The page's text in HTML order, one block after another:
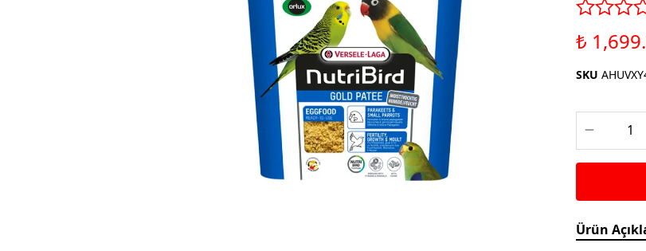
Saka ve Doğa Kuşu
Yemleri
Güvercin Yemleri
Kumlar
Mamalar
Krakerler
Kalamar Kemiği ve Gaga
Taşları
Aparatları
₺
SKU
Ürün